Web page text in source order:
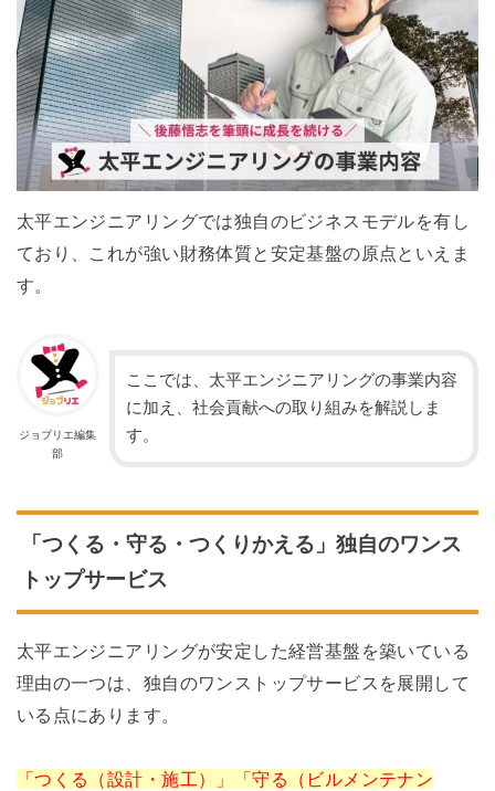
太平エンジニアリングでは独自のビジネスモデルを有し
ており、これが強い財務体質と安定基盤の原点といえま
す。
ジョブリエ編集
部
ここでは、太平エンジニアリングの事業内容
に加え、社会貢献への取り組みを解説しま
す。
「つくる・守る・つくりかえる」独自のワンス
トップサービス
太平エンジニアリングが安定した経営基盤を築いている
理由の一つは、独自のワンストップサービスを展開して
いる点にあります。
「つくる（設計・施工）」「守る（ビルメンテナン